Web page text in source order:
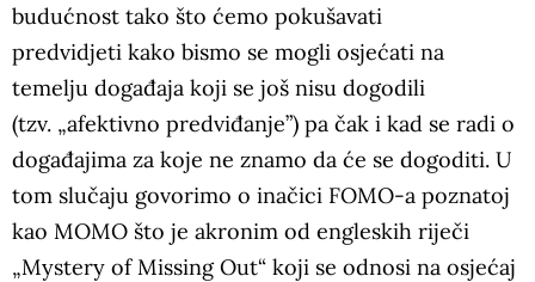
budućnost tako što ćemo pokušavati
predvidjeti kako bismo se mogli osjećati na
temelju događaja koji se još nisu dogodili
(tzv. „afektivno predviđanje”) pa čak i kad se radi o
događajima za koje ne znamo da će se dogoditi. U
tom slučaju govorimo o inačici FOMO-a poznatoj
kao MOMO što je akronim od engleskih riječi
„Mystery of Missing Out“ koji se odnosi na osjećaj